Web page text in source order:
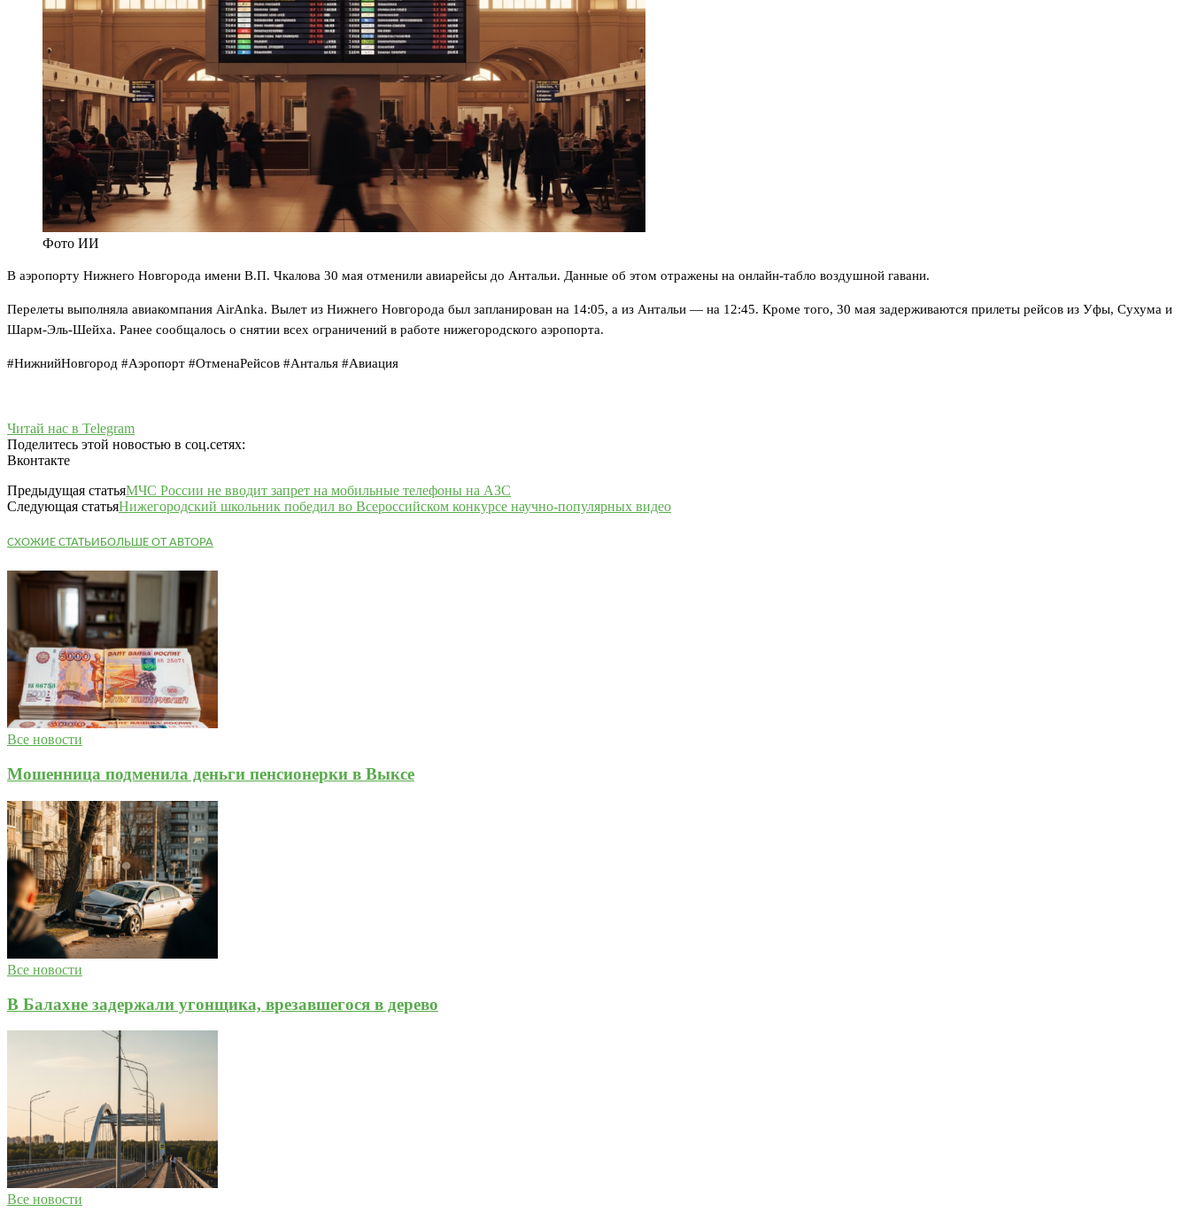
Фото ИИ
В аэропорту Нижнего Новгорода имени В.П. Чкалова 30 мая отменили авиарейсы до Антальи. Данные об этом отражены на онлайн-табло воздушной гавани.
Перелеты выполняла авиакомпания AirAnka. Вылет из Нижнего Новгорода был запланирован на 14:05, а из Антальи — на 12:45. Кроме того, 30 мая задерживаются прилеты рейсов из Уфы, Сухума и
Шарм-Эль-Шейха. Ранее сообщалось о снятии всех ограничений в работе нижегородского аэропорта.
#НижнийНовгород #Аэропорт #ОтменаРейсов #Анталья #Авиация
Читай нас в Telegram
Поделитесь этой новостью в соц.сетях:
Вконтакте
Предыдущая статьяМЧС России не вводит запрет на мобильные телефоны на АЗС
Следующая статьяНижегородский школьник победил во Всероссийском конкурсе научно-популярных видео
СХОЖИЕ СТАТЬИБОЛЬШЕ ОТ АВТОРА
Все новости
Мошенница подменила деньги пенсионерки в Выксе
Все новости
В Балахне задержали угонщика, врезавшегося в дерево
Все новости